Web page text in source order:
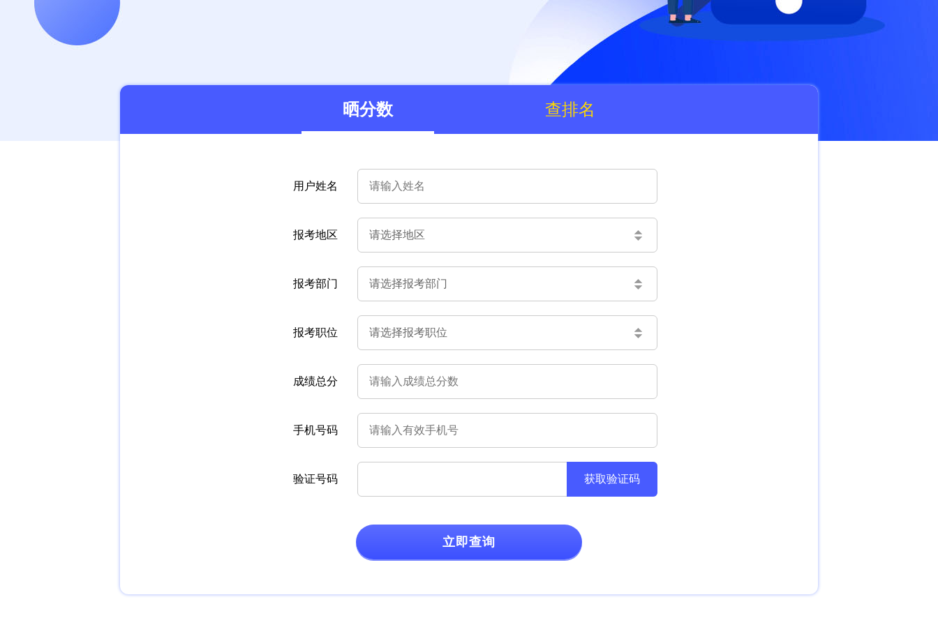
晒分数 查排名
用户姓名
报考地区
报考部门
报考职位
成绩总分
手机号码
验证号码